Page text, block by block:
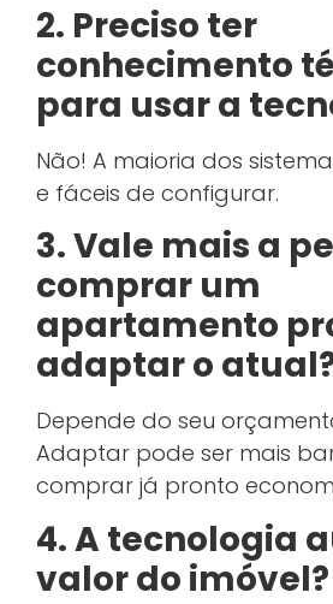
2. Preciso ter
conhecimento
para usar a
Não! A maioria dos
e fáceis de configurar.
3. Vale mais a
comprar um
apartamento
adaptar o
Depende do seu
Adaptar pode ser mais
comprar já pronto
4. A tecnologia
valor do imóvel?